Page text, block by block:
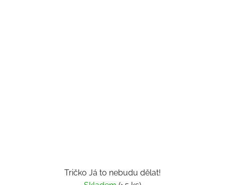
Tričko Já to nebudu dělat!